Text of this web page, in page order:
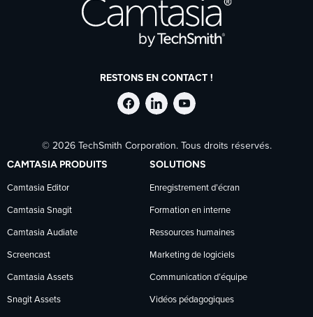
RESTONS EN CONTACT !
Suivre
TechSmith
sur
Facebook
Suivre
TechSmith
sur
LinkedIn
Suivre
TechSmith
sur
YouTube
© 2026 TechSmith Corporation. Tous droits réservés.
CAMTASIA PRODUITS
Camtasia Editor
Camtasia Snagit
Camtasia Audiate
Screencast
Camtasia Assets
Snagit Assets
SOLUTIONS
Enregistrement d’écran
Formation en interne
Ressources humaines
Marketing de logiciels
Communication d’équipe
Vidéos pédagogiques